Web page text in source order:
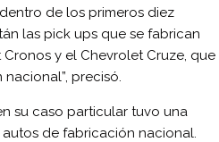
de los primeros diez
las pick ups que se fabrican
y el Chevrolet Cruze, que
precisó.
su caso particular tuvo una
de fabricación nacional.